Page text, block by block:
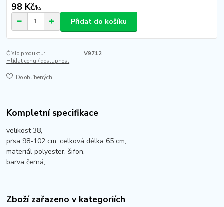
98 Kč/ks
Přidat do košíku
Číslo produktu:
V9712
Hlídat cenu / dostupnost
Do oblíbených
Kompletní specifikace
velikost 38,
prsa 98-102 cm, celková délka 65 cm,
materiál polyester, šifon,
barva černá,
Zboží zařazeno v kategoriích